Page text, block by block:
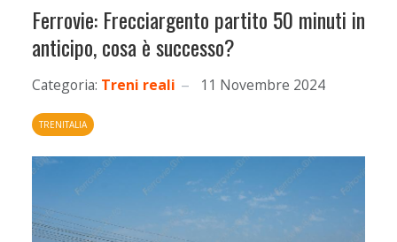
Ferrovie: Frecciargento partito 50 minuti in
anticipo, cosa è successo?
Categoria: Treni reali 11 Novembre 2024
TRENITALIA